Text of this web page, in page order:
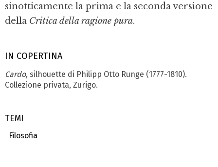
IN COPERTINA
Cardo, silhouette di Philipp Otto Runge (1777-1810).
Collezione privata, Zurigo.
TEMI
Filosofia
sinotticamente la prima e la seconda versione
della Critica della ragione pura.